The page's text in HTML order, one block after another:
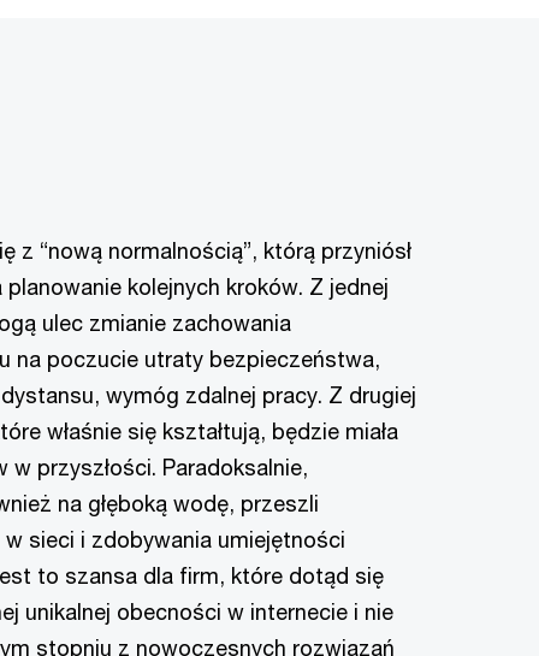
z “nową normalnością”, którą przyniósł
kolejnych kroków. Z jednej
ulec zmianie zachowania
na poczucie utraty bezpieczeństwa,
wymóg zdalnej pracy. Z drugiej
właśnie się kształtują, będzie miała
w przyszłości. Paradoksalnie,
na głęboką wodę, przeszli
sieci i zdobywania umiejętności
to szansa dla firm, które dotąd się
unikalnej obecności w internecie i nie
stopniu z nowoczesnych rozwiązań